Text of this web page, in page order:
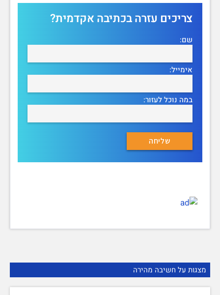
מצגות על חשיבה מהירה
צריכים עזרה בכתיבה אקדמית?
שם:
אימייל:
במה נוכל לעזור: